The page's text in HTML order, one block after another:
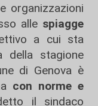
organizzazioni
alle spiagge
a cui sta
della stagione
di Genova è
con norme e
il sindaco